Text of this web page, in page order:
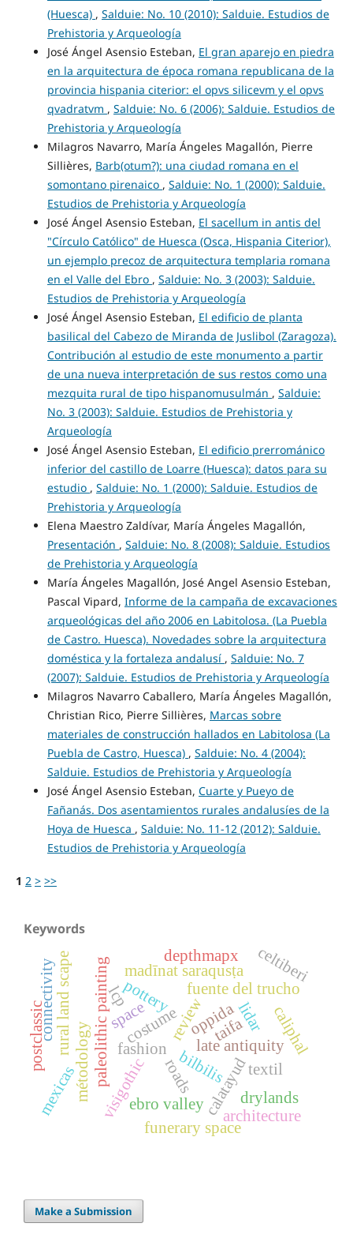
(Huesca) , Salduie: No. 10 (2010): Salduie. Estudios de
Prehistoria y Arqueología
José Ángel Asensio Esteban, El gran aparejo en piedra
en la arquitectura de época romana republicana de la
provincia hispania citerior: el opvs silicevm y el opvs
qvadratvm , Salduie: No. 6 (2006): Salduie. Estudios de
Prehistoria y Arqueología
Milagros Navarro, María Ángeles Magallón, Pierre
Sillières, Barb(otum?): una ciudad romana en el
somontano pirenaico , Salduie: No. 1 (2000): Salduie.
Estudios de Prehistoria y Arqueología
José Ángel Asensio Esteban, El sacellum in antis del
"Círculo Católico" de Huesca (Osca, Hispania Citerior),
un ejemplo precoz de arquitectura templaria romana
en el Valle del Ebro , Salduie: No. 3 (2003): Salduie.
Estudios de Prehistoria y Arqueología
José Ángel Asensio Esteban, El edificio de planta
basilical del Cabezo de Miranda de Juslibol (Zaragoza).
Contribución al estudio de este monumento a partir
de una nueva interpretación de sus restos como una
mezquita rural de tipo hispanomusulmán , Salduie:
No. 3 (2003): Salduie. Estudios de Prehistoria y
Arqueología
José Ángel Asensio Esteban, El edificio prerrománico
inferior del castillo de Loarre (Huesca): datos para su
estudio , Salduie: No. 1 (2000): Salduie. Estudios de
Prehistoria y Arqueología
Elena Maestro Zaldívar, María Ángeles Magallón,
Presentación , Salduie: No. 8 (2008): Salduie. Estudios
de Prehistoria y Arqueología
María Ángeles Magallón, José Angel Asensio Esteban,
Pascal Vipard, Informe de la campaña de excavaciones
arqueológicas del año 2006 en Labitolosa. (La Puebla
de Castro. Huesca). Novedades sobre la arquitectura
doméstica y la fortaleza andalusí , Salduie: No. 7
(2007): Salduie. Estudios de Prehistoria y Arqueología
Milagros Navarro Caballero, María Ángeles Magallón,
Christian Rico, Pierre Sillières, Marcas sobre
materiales de construcción hallados en Labitolosa (La
Puebla de Castro, Huesca) , Salduie: No. 4 (2004):
Salduie. Estudios de Prehistoria y Arqueología
José Ángel Asensio Esteban, Cuarte y Pueyo de
Fañanás. Dos asentamientos rurales andalusíes de la
Hoya de Huesca , Salduie: No. 11-12 (2012): Salduie.
Estudios de Prehistoria y Arqueología
1 2 > >>
Keywords
calatayud
bilbilis
visigothic
late antiquity
textil
fashion
costumereview
paleolithic painting fuente del trucho
pottery
taifa caliphal
madīnat saraqusṭa
architecture
space
depthmapx
lidar
celtiberi
funerary space
métodology
ebro valley
roads
oppida
rural land scape lcp
connectivity
postclassic
mexicas drylands
Make a Submission